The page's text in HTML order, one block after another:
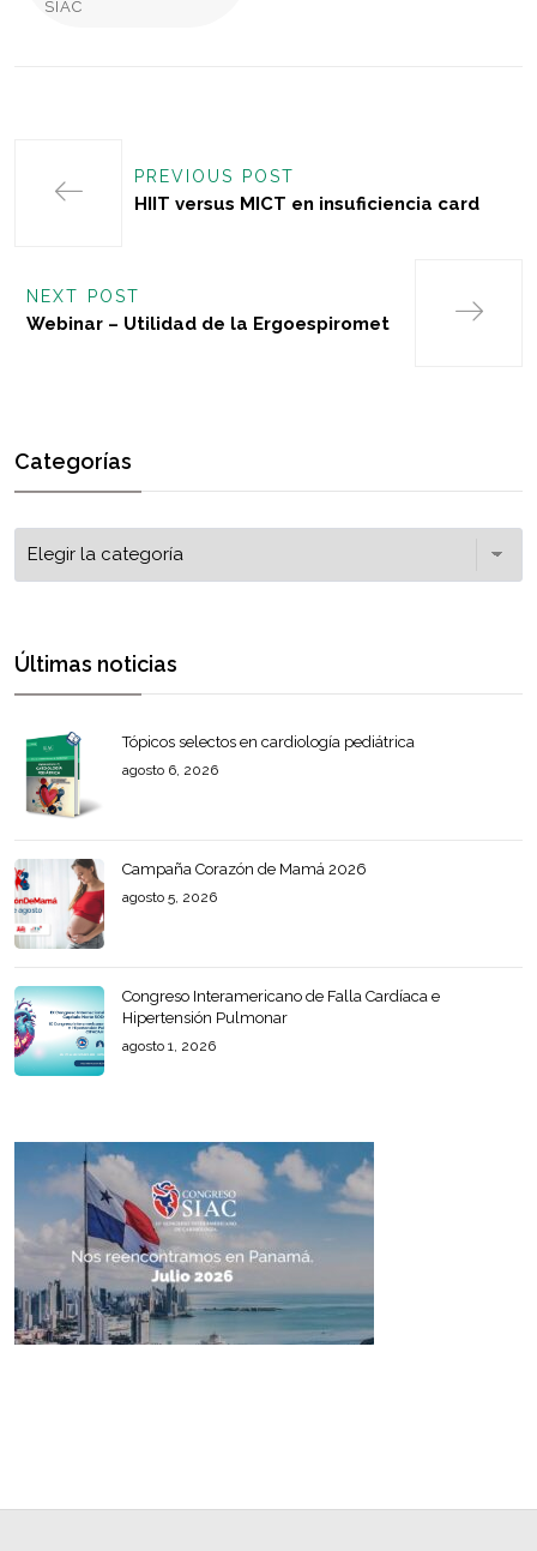
SIAC
PREVIOUS POST
HIIT versus MICT en insuficiencia card
NEXT POST
Webinar – Utilidad de la Ergoespiromet
Categorías
Últimas noticias
Tópicos selectos en cardiología pediátrica
agosto 6, 2026
Campaña Corazón de Mamá 2026
agosto 5, 2026
Congreso Interamericano de Falla Cardíaca e
Hipertensión Pulmonar
agosto 1, 2026